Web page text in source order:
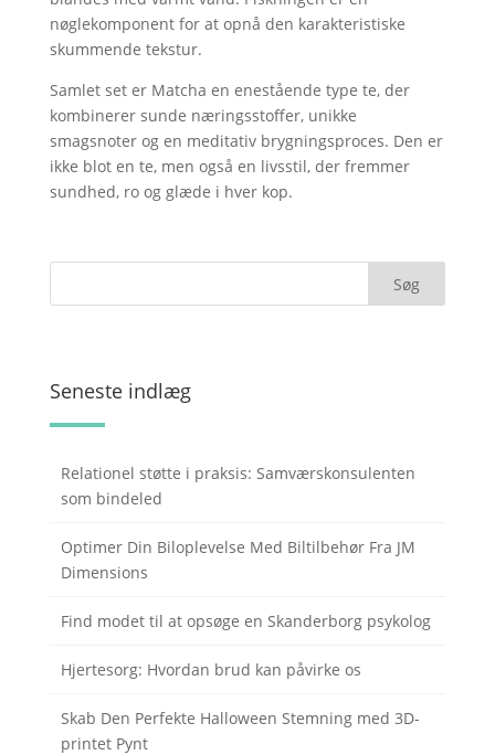
nøglekomponent for at opnå den karakteristiske
skummende tekstur.
Samlet set er Matcha en enestående type te, der
kombinerer sunde næringsstoffer, unikke
smagsnoter og en meditativ brygningsproces. Den er
ikke blot en te, men også en livsstil, der fremmer
sundhed, ro og glæde i hver kop.
Seneste indlæg
Relationel støtte i praksis: Samværskonsulenten
som bindeled
Optimer Din Biloplevelse Med Biltilbehør Fra JM
Dimensions
Find modet til at opsøge en Skanderborg psykolog
Hjertesorg: Hvordan brud kan påvirke os
Skab Den Perfekte Halloween Stemning med 3D-
printet Pynt